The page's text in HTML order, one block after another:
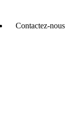
Contactez-nous